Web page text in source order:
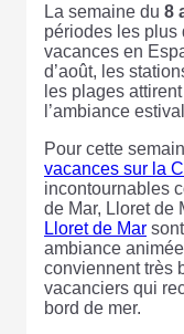
La semaine du 8
périodes les plus
vacances en
d’août, les
les plages
l’ambiance
Pour cette
vacances sur la
incontournables
de Mar, Lloret de
Lloret de Mar
ambiance
conviennent très
vacanciers qui
bord de mer.